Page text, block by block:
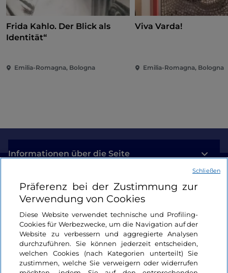
Frida Kahlo. Der Blick als
Identität“
Emilia-Romagna, Bologna
Viva Varda!
Emilia-Romagna, Bologna
Informationen über die Seite
Nützliche Links
Login
Bleiben wir in Kontakt
Präferenz bei der Zustimmung zur
Verwendung von Cookies
Diese Website verwendet technische und Profiling-
Cookies für Werbezwecke, um die Navigation auf der
Website zu verbessern und aggregierte Analysen
durchzuführen. Sie können jederzeit entscheiden,
welchen Cookies (nach Kategorien unterteilt) Sie
zustimmen, welche Sie verweigern oder widerrufen
Schließen